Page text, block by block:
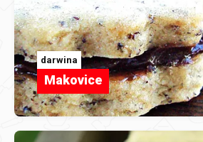
darwina
Makovice